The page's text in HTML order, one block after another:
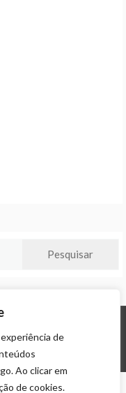
de
Ao clicar em
de cookies.
BYTEMPLATE SELL